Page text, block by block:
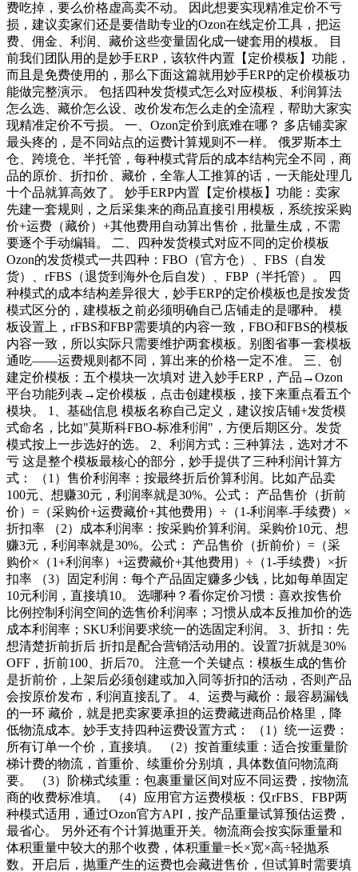
费吃掉，要么价格虚高卖不动。 因此想要实现精准定价不亏
损，建议卖家们还是要借助专业的Ozon在线定价工具，把运
费、佣金、利润、藏价这些变量固化成一键套用的模板。 目
前我们团队用的是妙手ERP，该软件内置【定价模板】功能，
而且是免费使用的，那么下面这篇就用妙手ERP的定价模板功
能做完整演示。 包括四种发货模式怎么对应模板、利润算法
怎么选、藏价怎么设、改价发布怎么走的全流程，帮助大家实
现精准定价不亏损。 一、Ozon定价到底难在哪？ 多店铺卖家
最头疼的，是不同站点的运费计算规则不一样。 俄罗斯本土
仓、跨境仓、半托管，每种模式背后的成本结构完全不同，商
品的原价、折扣价、藏价，全靠人工推算的话，一天能处理几
十个品就算高效了。 妙手ERP内置【定价模板】功能：卖家
先建一套规则，之后采集来的商品直接引用模板，系统按采购
价+运费（藏价）+其他费用自动算出售价，批量生成，不需
要逐个手动编辑。 二、四种发货模式对应不同的定价模板
Ozon的发货模式一共四种：FBO（官方仓）、FBS（自发
货）、rFBS（退货到海外仓后自发）、FBP（半托管）。 四
种模式的成本结构差异很大，妙手ERP的定价模板也是按发货
模式区分的，建模板之前必须明确自己店铺走的是哪种。 模
板设置上，rFBS和FBP需要填的内容一致，FBO和FBS的模板
内容一致，所以实际只需要维护两套模板。别图省事一套模板
通吃——运费规则都不同，算出来的价格一定不准。 三、创
建定价模板：五个模块一次填对 进入妙手ERP，产品→Ozon
平台功能列表→定价模板，点击创建模板，接下来重点看五个
模块。 1、基础信息 模板名称自己定义，建议按店铺+发货模
式命名，比如"莫斯科FBO-标准利润"，方便后期区分。发货
模式按上一步选好的选。 2、利润方式：三种算法，选对才不
亏 这是整个模板最核心的部分，妙手提供了三种利润计算方
式： （1）售价利润率：按最终折后价算利润。比如产品卖
100元、想赚30元，利润率就是30%。公式： 产品售价（折前
价）=（采购价+运费藏价+其他费用）÷（1-利润率-手续费）×
折扣率 （2）成本利润率：按采购价算利润。采购价10元、想
赚3元，利润率就是30%。公式： 产品售价（折前价）=（采
购价×（1+利润率）+运费藏价+其他费用）÷（1-手续费）×折
扣率 （3）固定利润：每个产品固定赚多少钱，比如每单固定
10元利润，直接填10。 选哪种？看你定价习惯：喜欢按售价
比例控制利润空间的选售价利润率；习惯从成本反推加价的选
成本利润率；SKU利润要求统一的选固定利润。 3、折扣：先
想清楚折前折后 折扣是配合营销活动用的。设置7折就是30%
OFF，折前100、折后70。 注意一个关键点：模板生成的售价
是折前价，上架后必须创建或加入同等折扣的活动，否则产品
会按原价发布，利润直接乱了。 4、运费与藏价：最容易漏钱
的一环 藏价，就是把卖家要承担的运费藏进商品价格里，降
低物流成本。妙手支持四种运费设置方式： （1）统一运费：
所有订单一个价，直接填。 （2）按首重续重：适合按重量阶
梯计费的物流，首重价、续重价分别填，具体数值问物流商
要。 （3）阶梯式续重：包裹重量区间对应不同运费，按物流
商的收费标准填。 （4）应用官方运费模板：仅rFBS、FBP两
种模式适用，通过Ozon官方API，按产品重量试算预估运费，
最省心。 另外还有个计算抛重开关。物流商会按实际重量和
体积重量中较大的那个收费，体积重量=长×宽×高÷轻抛系
数。开启后，抛重产生的运费也会藏进售价，但试算时需要填